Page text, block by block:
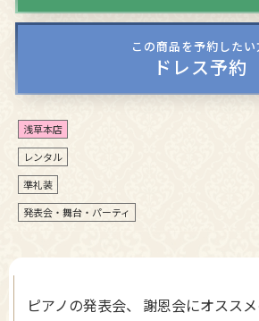
この商品を予約したい
ドレス予約
浅草本店
レンタル
準礼装
発表会・舞台・パーティ
ピアノの発表会、 謝恩会にオスス